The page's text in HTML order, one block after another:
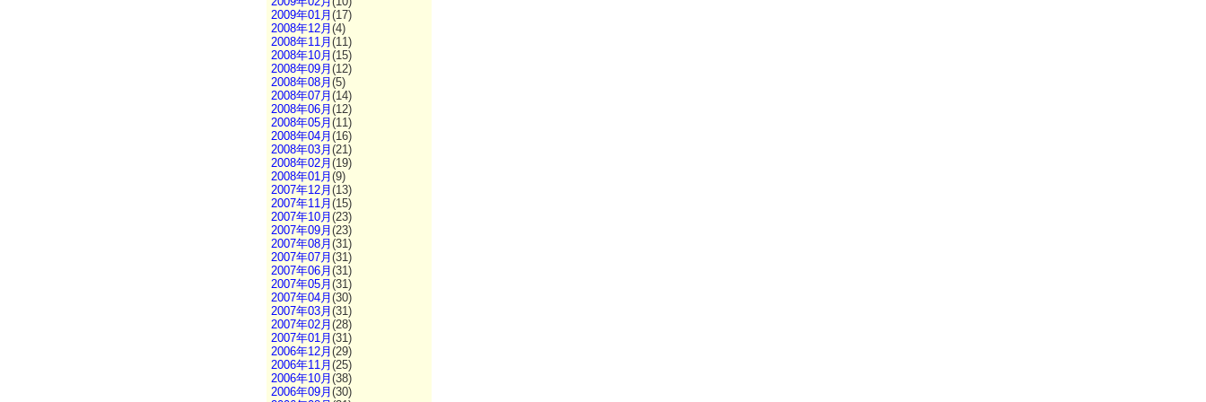
2009年01月 (17)
2008年12月 (4)
2008年11月 (11)
2008年10月 (15)
2008年09月 (12)
2008年08月 (5)
2008年07月 (14)
2008年06月 (12)
2008年05月 (11)
2008年04月 (16)
2008年03月 (21)
2008年02月 (19)
2008年01月 (9)
2007年12月 (13)
2007年11月 (15)
2007年10月 (23)
2007年09月 (23)
2007年08月 (31)
2007年07月 (31)
2007年06月 (31)
2007年05月 (31)
2007年04月 (30)
2007年03月 (31)
2007年02月 (28)
2007年01月 (31)
2006年12月 (29)
2006年11月 (25)
2006年10月 (38)
2006年09月 (30)